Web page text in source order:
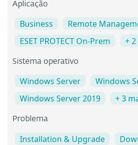
Aplicação
Business
Remote
ESET PROTECT On-Prem
+
Sistema operativo
Windows Server
Windows
Windows Server 2019
+ 3
Problema
Installation & Upgrade